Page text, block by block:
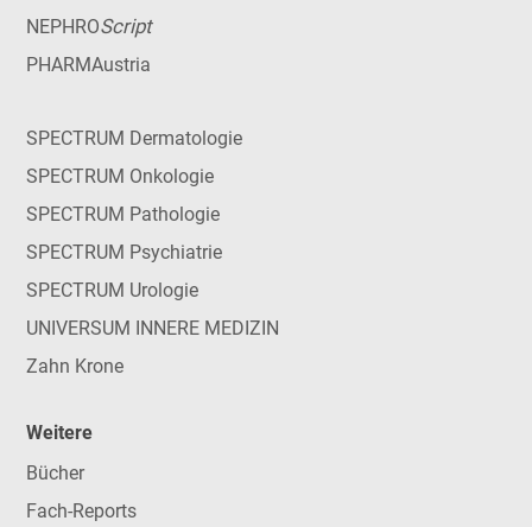
NEPHROScript
PHARMAustria
SPECTRUM Dermatologie
SPECTRUM Onkologie
SPECTRUM Pathologie
SPECTRUM Psychiatrie
SPECTRUM Urologie
UNIVERSUM INNERE MEDIZIN
Zahn Krone
Weitere
Bücher
Fach-Reports